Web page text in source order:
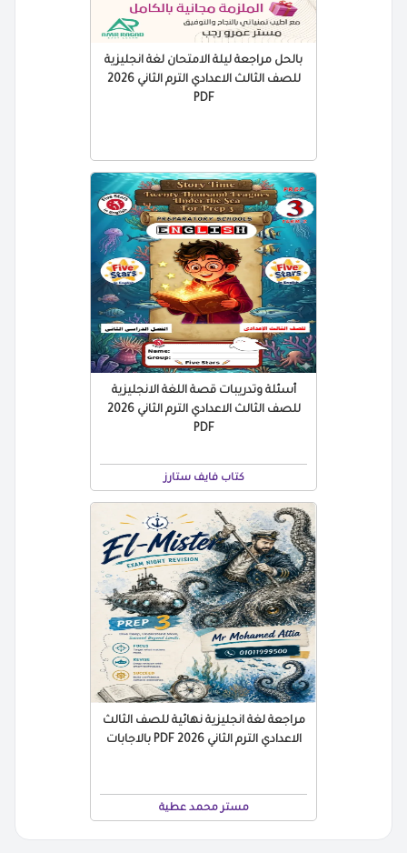
بالحل مراجعة ليلة الامتحان لغة انجليزية
للصف الثالث الاعدادي الترم الثاني 2026
PDF
أسئلة وتدريبات قصة اللغة الانجليزية
للصف الثالث الاعدادي الترم الثاني 2026
PDF
كتاب فايف ستارز
مراجعة لغة انجليزية نهائية للصف الثالث
الاعدادي الترم الثاني 2026 PDF بالاجابات
مستر محمد عطية